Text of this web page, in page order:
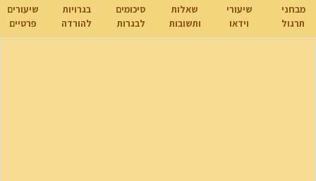
מבחני
תרגול
שיעורי
וידאו
שאלות
ותשובות
סיכומים
לבגרות
בגרויות
להורדה
שיעורים
פרטיים